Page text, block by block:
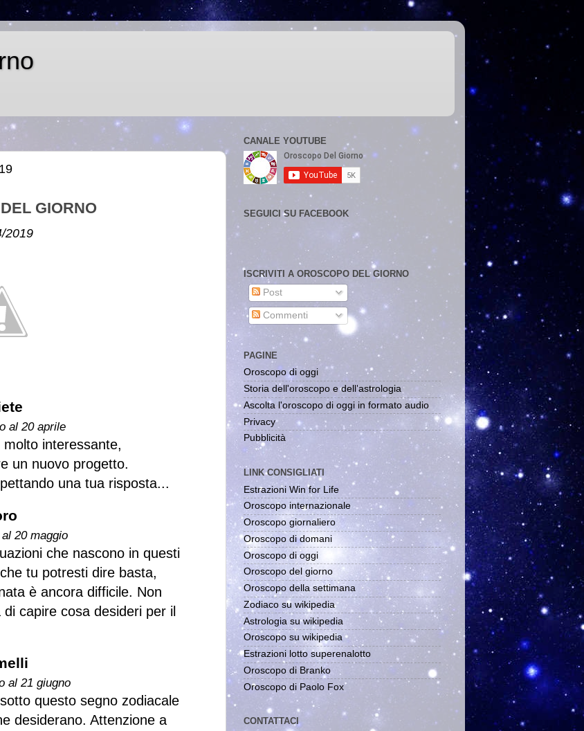
GIORNO
2019
al 20 aprile
interessante,
un nuovo progetto.
una tua risposta...
20 maggio
che nascono in questi
tu potresti dire basta,
è ancora difficile. Non
capire cosa desideri per il
al 21 giugno
questo segno zodiacale
desiderano. Attenzione a
CANALE YOUTUBE
SEGUICI SU FACEBOOK
ISCRIVITI A OROSCOPO DEL GIORNO
Post
Commenti
PAGINE
Oroscopo di oggi
Storia dell'oroscopo e dell'astrologia
Ascolta l'oroscopo di oggi in formato audio
Privacy
Pubblicità
LINK CONSIGLIATI
Estrazioni Win for Life
Oroscopo internazionale
Oroscopo giornaliero
Oroscopo di domani
Oroscopo di oggi
Oroscopo del giorno
Oroscopo della settimana
Zodiaco su wikipedia
Astrologia su wikipedia
Oroscopo su wikipedia
Estrazioni lotto superenalotto
Oroscopo di Branko
Oroscopo di Paolo Fox
CONTATTACI